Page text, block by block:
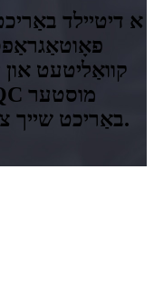
א דיטיילד
קוואַליטעט
באַריכט שייך צו דיין פּראָדוקט פון אינטערעס.